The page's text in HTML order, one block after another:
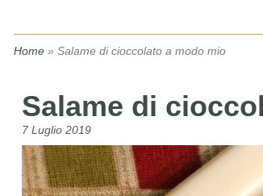
Home » Salame di cioccolato a modo mio
Salame di
7 Luglio 2019